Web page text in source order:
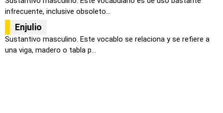
infrecuente, inclusive obsoleto...
Enjulio
Sustantivo masculino. Este vocablo se relaciona y se refiere a
una viga, madero o tabla p...